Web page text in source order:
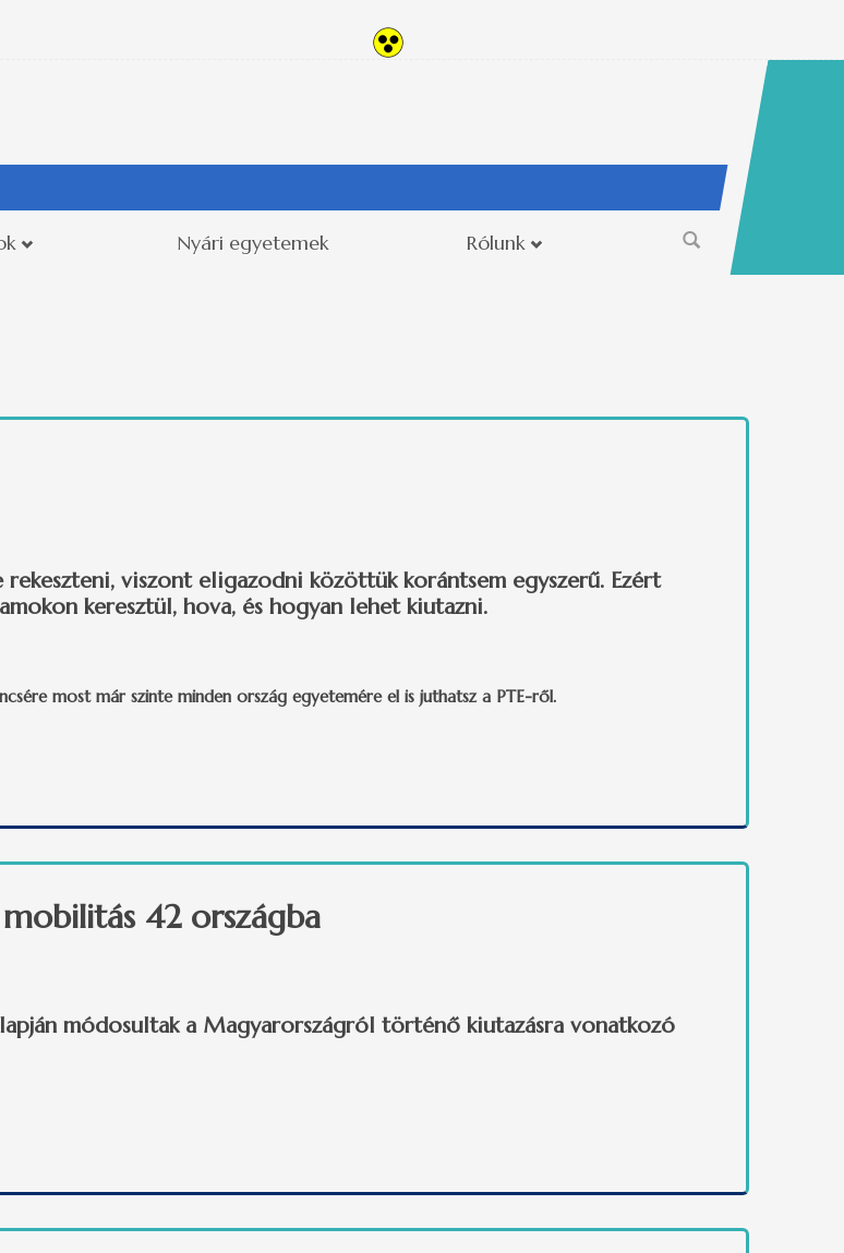
Nyári egyetemek Rólunk
Keresés
viszont eligazodni közöttük korántsem egyszerű. Ezért
keresztül, hova, és hogyan lehet kiutazni.
most már szinte minden ország egyetemére el is juthatsz a PTE-ről.
42 országba
módosultak a Magyarországról történő kiutazásra vonatkozó